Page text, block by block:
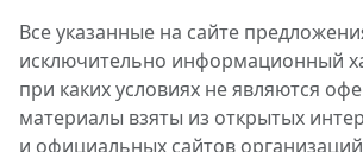
Все указанные на сайте
исключительно информационный
при каких условиях не являются
материалы взяты из открытых
и официальных сайтов